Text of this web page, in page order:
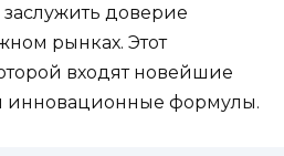
заслужить доверие
рынках. Этот
входят новейшие
инновационные формулы.